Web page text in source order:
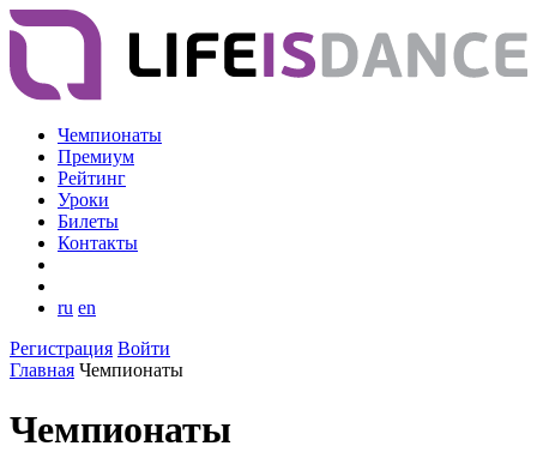
Чемпионаты
Премиум
Рейтинг
Уроки
Билеты
Контакты
ru en
Регистрация Войти
Главная Чемпионаты
Чемпионаты